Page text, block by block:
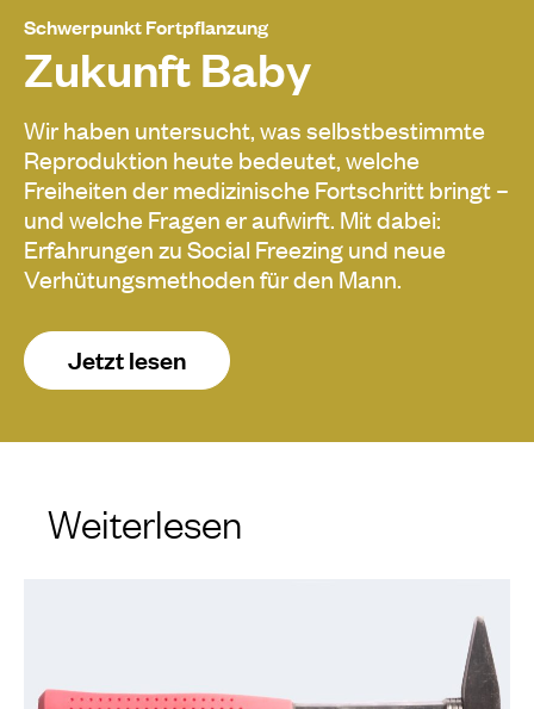
Schwerpunkt Fortpflanzung
Zukunft Baby
Wir haben untersucht, was selbstbestimmte
Reproduktion heute bedeutet, welche
Freiheiten der medizinische Fortschritt bringt –
und welche Fragen er aufwirft. Mit dabei:
Erfahrungen zu Social Freezing und neue
Verhütungsmethoden für den Mann.
Jetzt lesen
Weiterlesen